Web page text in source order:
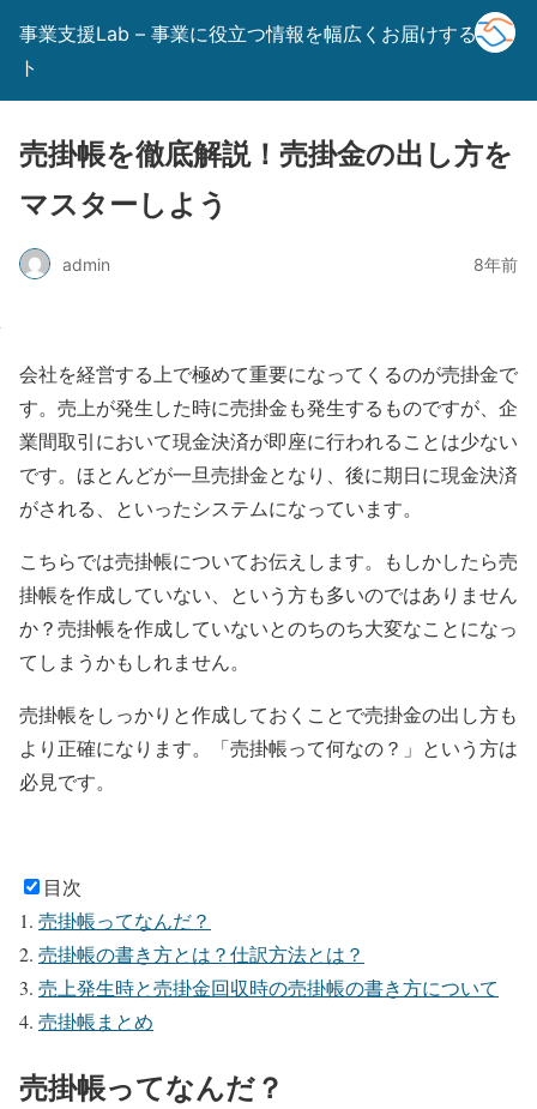
事業支援Lab – 事業に役立つ情報を幅広くお届けするサイ
ト
売掛帳を徹底解説！売掛金の出し方を
マスターしよう
admin 8年前
会社を経営する上で極めて重要になってくるのが売掛金で
す。売上が発生した時に売掛金も発生するものですが、企
業間取引において現金決済が即座に行われることは少ない
です。ほとんどが一旦売掛金となり、後に期日に現金決済
がされる、といったシステムになっています。
こちらでは売掛帳についてお伝えします。もしかしたら売
掛帳を作成していない、という方も多いのではありません
か？売掛帳を作成していないとのちのち大変なことになっ
てしまうかもしれません。
売掛帳をしっかりと作成しておくことで売掛金の出し方も
より正確になります。「売掛帳って何なの？」という方は
必見です。
目次
売掛帳ってなんだ？
売掛帳の書き方とは？仕訳方法とは？
売上発生時と売掛金回収時の売掛帳の書き方について
売掛帳まとめ
売掛帳ってなんだ？